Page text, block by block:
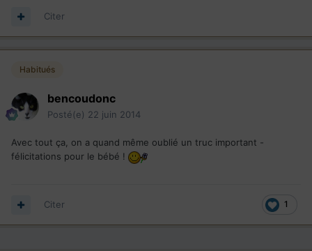
Citer
Habitués
bencoudonc
Posté(e) 22 juin 2014
Avec tout ça, on a quand même oublié un truc important -
félicitations pour le bébé !
1
Citer